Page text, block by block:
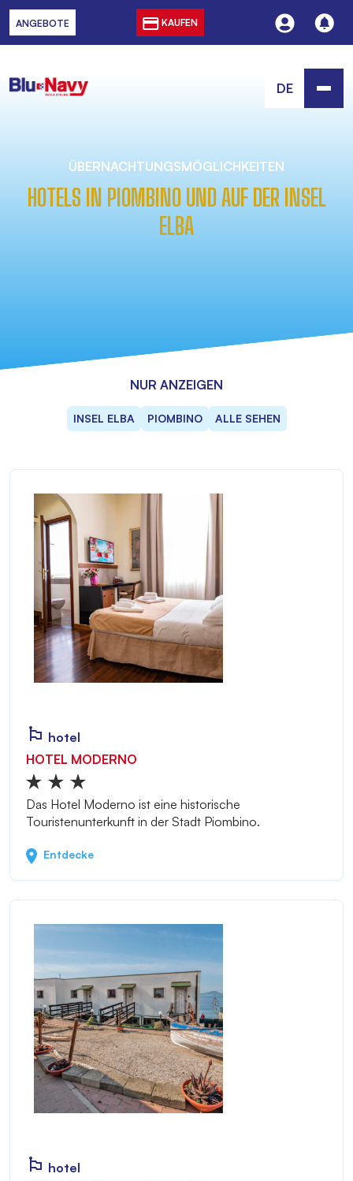
ANGEBOTE KAUFEN
DE
ÜBERNACHTUNGSMÖGLICHKEITEN
HOTELS IN PIOMBINO UND AUF DER INSEL
ELBA
NUR ANZEIGEN
INSEL ELBA PIOMBINO ALLE SEHEN
hotel
HOTEL MODERNO
Das Hotel Moderno ist eine historische
Touristenunterkunft in der Stadt Piombino.
Entdecke
hotel